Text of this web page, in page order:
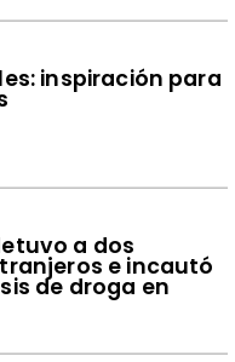
inspiración para
a dos
e incautó
de droga en